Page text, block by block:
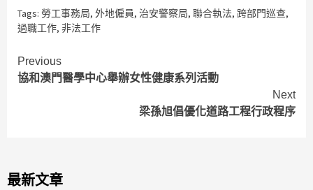
Tags: 勞工事務局, 外地僱員, 治安警察局, 聯合執法, 跨部門巡查,
過職工作, 非法工作
Continue
Reading
Previous
協和澳門醫學中心舉辦女性健康系列活動
Next
梁孫旭倡優化道路工程行政程序
最新文章